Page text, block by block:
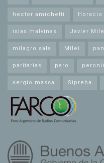
hector amichetti Horacio
islas malvinas Javier
milagro sala Milei
paritarias paro
sergio massa Sipreba